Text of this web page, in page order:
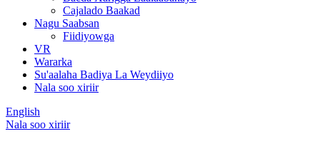
Cajalado Baakad
Nagu Saabsan
Fiidiyowga
VR
Wararka
Su'aalaha Badiya La Weydiiyo
Nala soo xiriir
English
Nala soo xiriir